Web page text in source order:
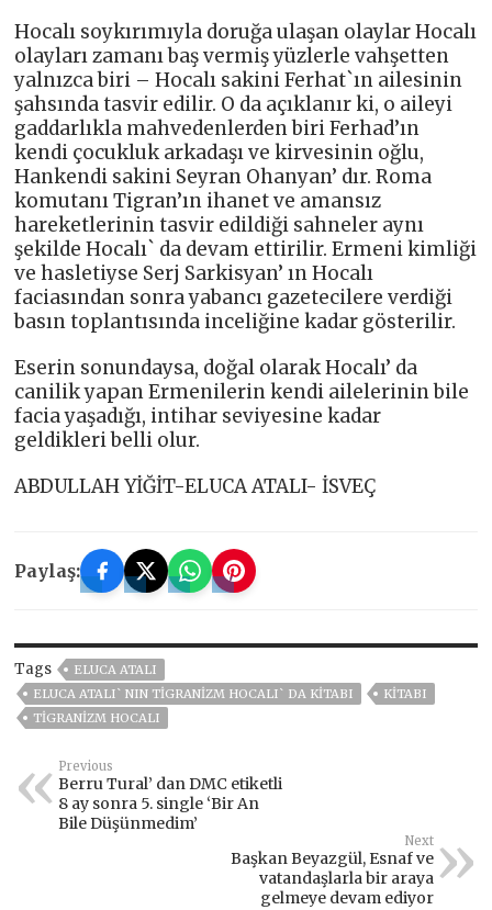
Hocalı soykırımıyla doruğa ulaşan olaylar Hocalı
olayları zamanı baş vermiş yüzlerle vahşetten
yalnızca biri – Hocalı sakini Ferhat`ın ailesinin
şahsında tasvir edilir. O da açıklanır ki, o aileyi
gaddarlıkla mahvedenlerden biri Ferhad’ın
kendi çocukluk arkadaşı ve kirvesinin oğlu,
Hankendi sakini Seyran Ohanyan’ dır. Roma
komutanı Tigran’ın ihanet ve amansız
hareketlerinin tasvir edildiği sahneler aynı
şekilde Hocalı` da devam ettirilir. Ermeni kimliği
ve hasletiyse Serj Sarkisyan’ ın Hocalı
faciasından sonra yabancı gazetecilere verdiği
basın toplantısında inceliğine kadar gösterilir.
Eserin sonundaysa, doğal olarak Hocalı’ da
canilik yapan Ermenilerin kendi ailelerinin bile
facia yaşadığı, intihar seviyesine kadar
geldikleri belli olur.
ABDULLAH YİĞİT-ELUCA ATALI- İSVEÇ
Paylaş:
Tags
ELUCA ATALI
ELUCA ATALI` NIN TIGRANIZM HOCALI` DA KITABI
KITABI
TIGRANIZM HOCALI
Previous
Berru Tural’ dan DMC etiketli
8 ay sonra 5. single ‘Bir An
Bile Düşünmedim’
Next
Başkan Beyazgül, Esnaf ve
vatandaşlarla bir araya
gelmeye devam ediyor